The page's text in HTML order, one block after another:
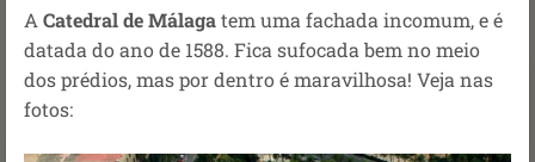
A Catedral de Málagatem uma fachada incomum, e é
datada do ano de 1588. Fica sufocada bem no meio
dos prédios, mas por dentro é maravilhosa! Veja nas
fotos: